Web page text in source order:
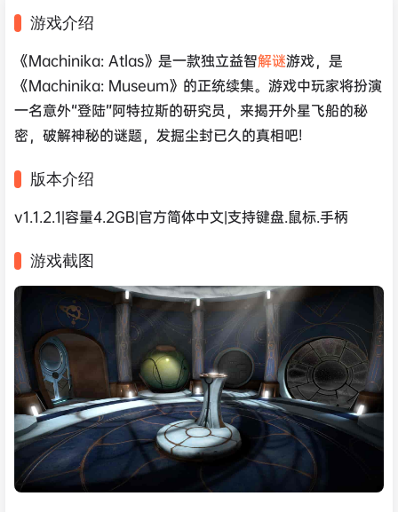
游戏介绍
《Machinika: Atlas》是一款独立益智解谜游戏，是
《Machinika: Museum》的正统续集。游戏中玩家将扮演
一名意外“登陆”阿特拉斯的研究员，来揭开外星飞船的秘
密，破解神秘的谜题，发掘尘封已久的真相吧!
版本介绍
v1.1.2.1|容量4.2GB|官方简体中文|支持键盘.鼠标.手柄
游戏截图